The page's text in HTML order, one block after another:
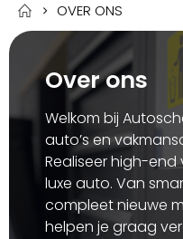
OVER ONS
Over ons
Welkom bij
auto’s en
Realiseer high-
luxe auto. Van
compleet nieuwe
helpen je graag